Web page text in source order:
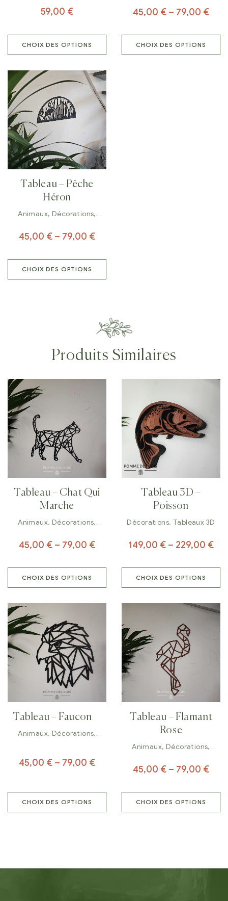
59,00 €
CHOIX DES OPTIONS
45,00 € – 79,00 €
CHOIX DES OPTIONS
Tableau – Pêche
Héron
Animaux, Décorations,
45,00 € – 79,00 €
CHOIX DES OPTIONS
Produits Similaires
Tableau – Chat Qui
Marche
Animaux, Décorations,
45,00 € – 79,00 €
CHOIX DES OPTIONS
Tableau 3D –
Poisson
Décorations, Tableaux 3D
149,00 € – 229,00 €
CHOIX DES OPTIONS
Tableau – Faucon
Animaux, Décorations,
45,00 € – 79,00 €
CHOIX DES OPTIONS
Tableau – Flamant
Rose
Animaux, Décorations,
45,00 € – 79,00 €
CHOIX DES OPTIONS